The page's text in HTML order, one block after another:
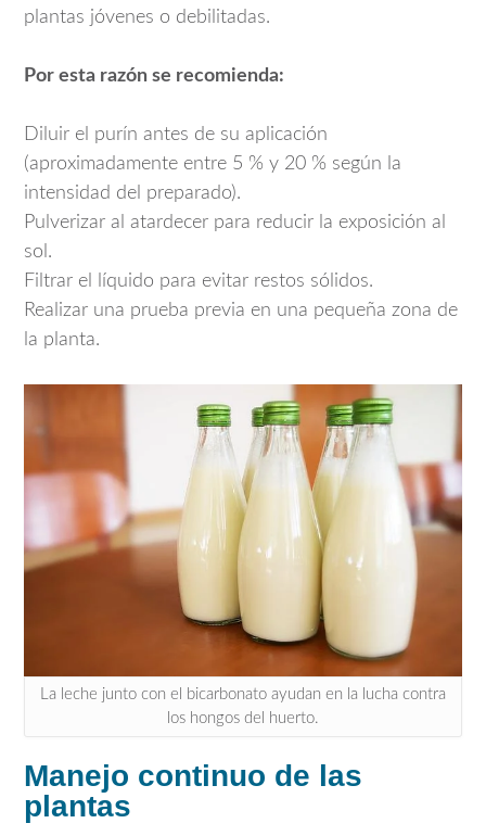
plantas jóvenes o debilitadas.
Por esta razón se recomienda:
Diluir el purín antes de su aplicación
(aproximadamente entre 5 % y 20 % según la
intensidad del preparado).
Pulverizar al atardecer para reducir la exposición al
sol.
Filtrar el líquido para evitar restos sólidos.
Realizar una prueba previa en una pequeña zona de
la planta.
La leche junto con el bicarbonato ayudan en la lucha contra
los hongos del huerto.
Manejo continuo de las
plantas